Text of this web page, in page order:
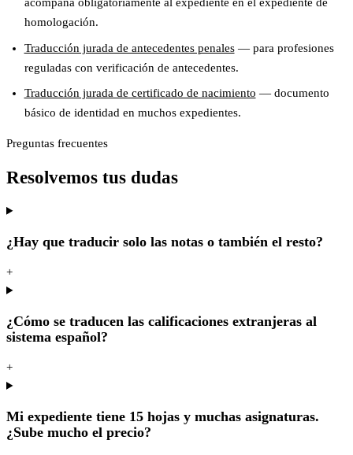
acompaña obligatoriamente al expediente en el expediente de
homologación.
Traducción jurada de antecedentes penales— para profesiones
reguladas con verificación de antecedentes.
Traducción jurada de certificado de nacimiento — documento
básico de identidad en muchos expedientes.
Preguntas frecuentes
Resolvemos tus dudas
¿Hay que traducir solo las notas o también el resto?
+
¿Cómo se traducen las calificaciones extranjeras al
sistema español?
+
Mi expediente tiene 15 hojas y muchas asignaturas.
¿Sube mucho el precio?